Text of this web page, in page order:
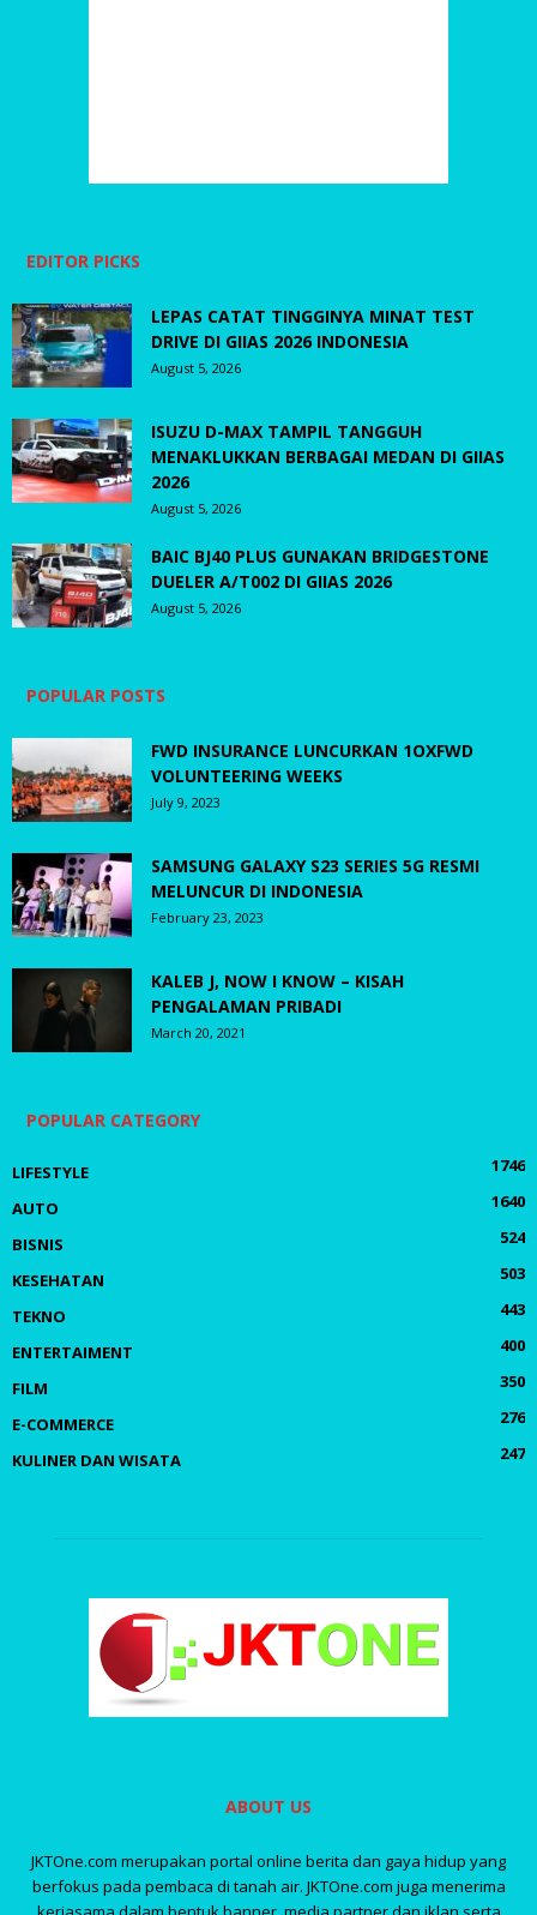
EDITOR PICKS
LEPAS CATAT TINGGINYA MINAT TEST
DRIVE DI GIIAS 2026 INDONESIA
August 5, 2026
ISUZU D-MAX TAMPIL TANGGUH
MENAKLUKKAN BERBAGAI MEDAN DI GIIAS
2026
August 5, 2026
BAIC BJ40 PLUS GUNAKAN BRIDGESTONE
DUELER A/T002 DI GIIAS 2026
August 5, 2026
POPULAR POSTS
FWD INSURANCE LUNCURKAN 1OXFWD
VOLUNTEERING WEEKS
July 9, 2023
SAMSUNG GALAXY S23 SERIES 5G RESMI
MELUNCUR DI INDONESIA
February 23, 2023
KALEB J, NOW I KNOW – KISAH
PENGALAMAN PRIBADI
March 20, 2021
POPULAR CATEGORY
LIFESTYLE
1746
AUTO
1640
BISNIS
524
KESEHATAN
503
TEKNO
443
ENTERTAIMENT
400
FILM
350
E-COMMERCE
276
KULINER DAN WISATA
247
ABOUT US
JKTOne.com merupakan portal online berita dan gaya hidup yang
berfokus pada pembaca di tanah air. JKTOne.com juga menerima